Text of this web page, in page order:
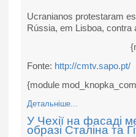
Ucranianos protestaram
Rússia, em Lisboa,
Fonte: http://cmtv.sapo.pt/
{module
Детальніше...
У Чехії на фасаді
образі Сталіна та